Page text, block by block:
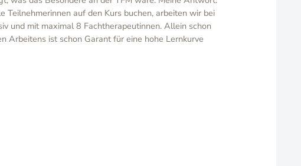
auf den Kurs buchen, arbeiten wir bei
und mit maximal 8 Fachtherapeutinnen. Allein schon
Arbeitens ist schon Garant für eine hohe Lernkurve